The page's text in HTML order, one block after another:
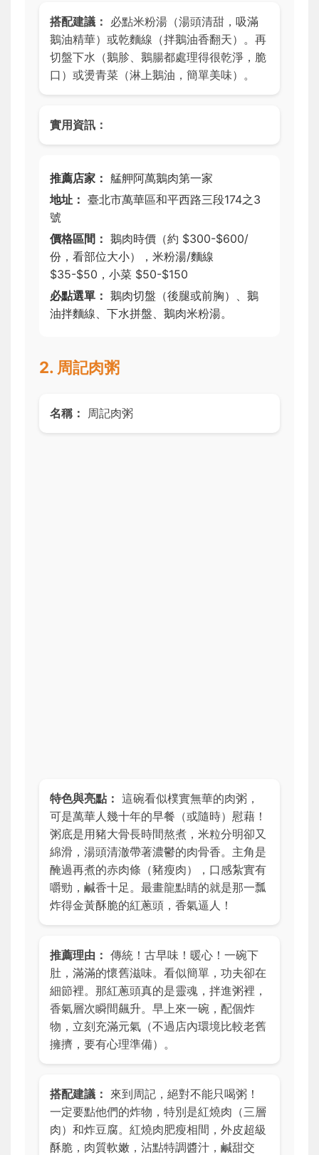
搭配建議： 必點米粉湯（湯頭清甜，吸滿
鵝油精華）或乾麵線（拌鵝油香翻天）。再
切盤下水（鵝胗、鵝腸都處理得很乾淨，脆
口）或燙青菜（淋上鵝油，簡單美味）。
實用資訊：
推薦店家： 艋舺阿萬鵝肉第一家
地址： 臺北市萬華區和平西路三段174之3
號
價格區間： 鵝肉時價（約 $300-$600/
份，看部位大小），米粉湯/麵線
$35-$50，小菜 $50-$150
必點選單： 鵝肉切盤（後腿或前胸）、鵝
油拌麵線、下水拼盤、鵝肉米粉湯。
2. 周記肉粥
名稱： 周記肉粥
特色與亮點： 這碗看似樸實無華的肉粥，
可是萬華人幾十年的早餐（或隨時）慰藉！
粥底是用豬大骨長時間熬煮，米粒分明卻又
綿滑，湯頭清澈帶著濃鬱的肉骨香。主角是
醃過再煮的赤肉條（豬瘦肉），口感紮實有
嚼勁，鹹香十足。最畫龍點睛的就是那一瓢
炸得金黃酥脆的紅蔥頭，香氣逼人！
推薦理由： 傳統！古早味！暖心！一碗下
肚，滿滿的懷舊滋味。看似簡單，功夫卻在
細節裡。那紅蔥頭真的是靈魂，拌進粥裡，
香氣層次瞬間飆升。早上來一碗，配個炸
物，立刻充滿元氣（不過店內環境比較老舊
擁擠，要有心理準備）。
搭配建議： 來到周記，絕對不能只喝粥！
一定要點他們的炸物，特別是紅燒肉（三層
肉）和炸豆腐。紅燒肉肥瘦相間，外皮超級
酥脆，肉質軟嫩，沾點特調醬汁，鹹甜交